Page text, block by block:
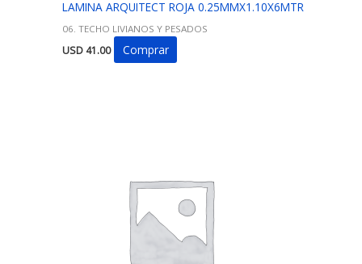
LAMINA ARQUITECT ROJA 0.25MMX1.10X6MTR
06. TECHO LIVIANOS Y PESADOS
USD 41.00 Comprar